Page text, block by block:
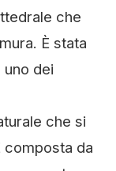
che
È stata
dei
che si
composta da